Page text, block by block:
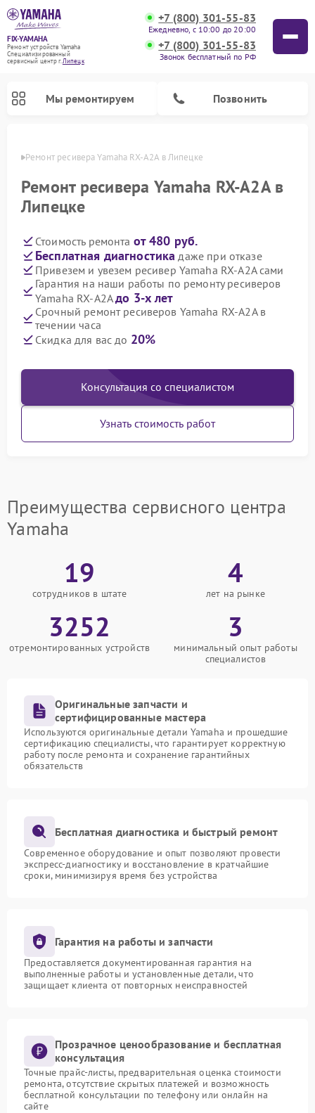
FIX-YAMAHA
Ремонт устройств Yamaha
Специализированный
cервисный центр г.Липецк
+7 (800) 301-55-83
Ежедневно, с 10:00 до 20:00
+7 (800) 301-55-83
Звонок бесплатный по РФ
Мы ремонтируем Позвонить
Ремонт ресивера Yamaha RX-A2A в Липецке
Ремонт ресивера Yamaha RX-A2A в
Липецке
Стоимость ремонта от 480 руб.
Бесплатная диагностика даже при отказе
Привезем и увезем ресивер Yamaha RX-A2A сами
Гарантия на наши работы по ремонту ресиверов
Yamaha RX-A2Aдо 3-х лет
Срочный ремонт ресиверов Yamaha RX-A2A в
течении часа
Скидка для вас до 20%
Консультация со специалистом
Узнать стоимость работ
Преимущества сервисного центра
Yamaha
19
сотрудников в штате
4
лет на рынке
3252
отремонтированных устройств
3
минимальный опыт работы
специалистов
Оригинальные запчасти и
сертифицированные мастера
Используются оригинальные детали Yamaha и прошедшие
сертификацию специалисты, что гарантирует корректную
работу после ремонта и сохранение гарантийных
обязательств
Бесплатная диагностика и быстрый ремонт
Современное оборудование и опыт позволяют провести
экспресс-диагностику и восстановление в кратчайшие
сроки, минимизируя время без устройства
Гарантия на работы и запчасти
Предоставляется документированная гарантия на
выполненные работы и установленные детали, что
защищает клиента от повторных неисправностей
Прозрачное ценообразование и бесплатная
консультация
Точные прайс-листы, предварительная оценка стоимости
ремонта, отсутствие скрытых платежей и возможность
бесплатной консультации по телефону или онлайн на
сайте